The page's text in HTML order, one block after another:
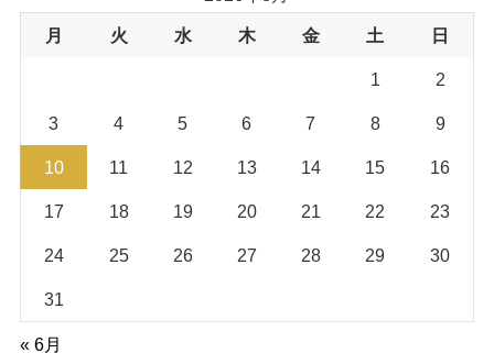
月 火 水 木 金 土 日
1 2
3 4 5 6 7 8 9
10 11 12 13 14 15 16
17 18 19 20 21 22 23
24 25 26 27 28 29 30
31
« 6月